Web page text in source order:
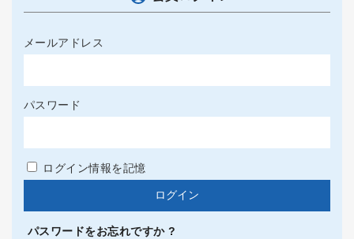
メールアドレス
パスワード
ログイン情報を記憶
パスワードをお忘れですか ?